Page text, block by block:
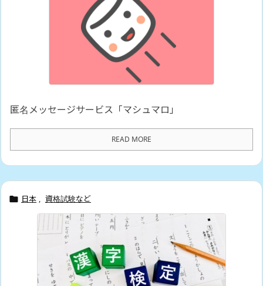
匿名メッセージサービス「マシュマロ」
READ MORE
 日本 資格試験など